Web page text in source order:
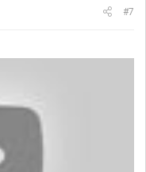
#7